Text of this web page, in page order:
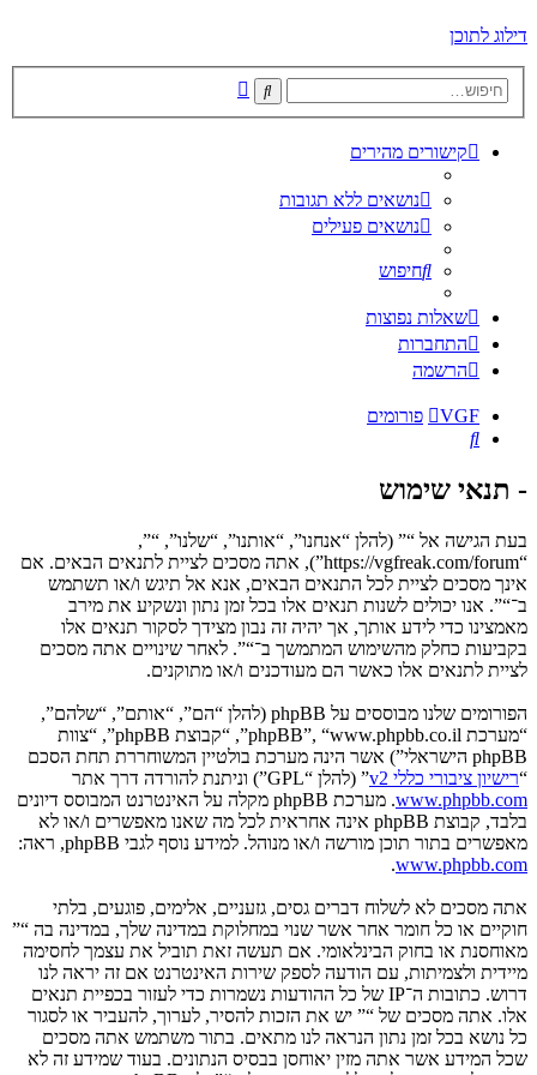
דילוג לתוכן
חיפוש
קישורים מהירים
נושאים ללא תגובות
נושאים פעילים
חיפוש
שאלות נפוצות
התחברות
הרשמה
VGF
פורומים
חיפוש
- תנאי שימוש
בעת הגישה אל “” (להלן “אנחנו”, “אותנו”, “שלנו”, “”,
“https://vgfreak.com/forum”), אתה מסכים לציית לתנאים הבאים. אם
אינך מסכים לציית לכל התנאים הבאים, אנא אל תיגש ו/או תשתמש
ב־“”. אנו יכולים לשנות תנאים אלו בכל זמן נתון ונשקיע את מירב
מאמצינו כדי לידע אותך, אך יהיה זה נבון מצידך לסקור תנאים אלו
בקביעות כחלק מהשימוש המתמשך ב־“”. לאחר שינויים אתה מסכים
לציית לתנאים אלו כאשר הם מעודכנים ו/או מתוקנים.
הפורומים שלנו מבוססים על phpBB (להלן “הם”, “אותם”, “שלהם”,
“מערכת phpBB”, “www.phpbb.co.il”, “קבוצת phpBB”, “צוות
phpBB הישראלי”) אשר הינה מערכת בולטיין המשוחררת תחת הסכם
“רישיון ציבורי כללי v2
” (להלן “GPL”) וניתנת להורדה דרך אתר
www.phpbb.com
. מערכת phpBB מקלה על האינטרנט המבוסס דיונים
בלבד, קבוצת phpBB אינה אחראית לכל מה שאנו מאפשרים ו/או לא
מאפשרים בתור תוכן מורשה ו/או מנוהל. למידע נוסף לגבי phpBB, ראה:
www.phpbb.com
.
אתה מסכים לא לשלוח דברים גסים, גזעניים, אלימים, פוגעים, בלתי
חוקיים או כל חומר אחר אשר שנוי במחלוקת במדינה שלך, במדינה בה “”
מאוחסנת או בחוק הבינלאומי. אם תעשה זאת תוביל את עצמך לחסימה
מיידית ולצמיתות, עם הודעה לספק שירות האינטרנט אם זה יראה לנו
דרוש. כתובות ה־IP של כל ההודעות נשמרות כדי לעזור בכפיית תנאים
אלו. אתה מסכים של “” יש את הזכות להסיר, לערוך, להעביר או לסגור
כל נושא בכל זמן נתון הנראה לנו מתאים. בתור משתמש אתה מסכים
שכל המידע אשר אתה מזין יאוחסן בבסיס הנתונים. בעוד שמידע זה לא